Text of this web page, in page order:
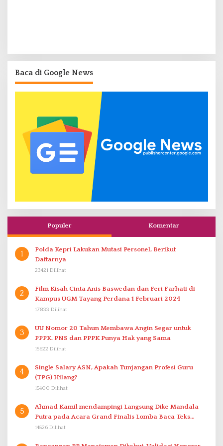
Baca di Google News
Populer Komentar
1
Polda Kepri Lakukan Mutasi Personel, Berikut
Daftarnya
23421 Dilihat
2
Film Kisah Cinta Anis Baswedan dan Feri Farhati di
Kampus UGM Tayang Perdana 1 Februari 2024
17833 Dilihat
3
UU Nomor 20 Tahun Membawa Angin Segar untuk
PPPK. PNS dan PPPK Punya Hak yang Sama
15622 Dilihat
4
Single Salary ASN, Apakah Tunjangan Profesi Guru
(TPG) Hilang?
15400 Dilihat
5
Ahmad Kamil mendampingi Langsung Dike Mandala
Putra pada Acara Grand Finalis Lomba Baca Teks
Proklamasi Mirip Bung Karno di Bali
14526 Dilihat